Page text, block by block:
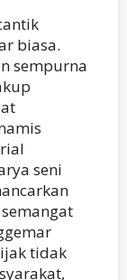
biasa.
sempurna
seni
tidak